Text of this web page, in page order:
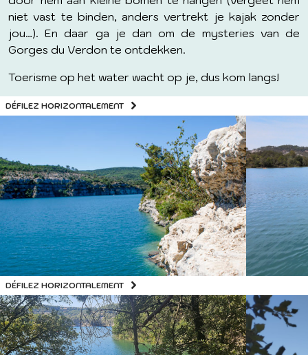
niet vast te binden, anders vertrekt je kajak zonder
jou…). En daar ga je dan om de mysteries van de
Gorges du Verdon te ontdekken.
Toerisme op het water wacht op je, dus kom langs!
DÉFILEZ HORIZONTALEMENT
DÉFILEZ HORIZONTALEMENT